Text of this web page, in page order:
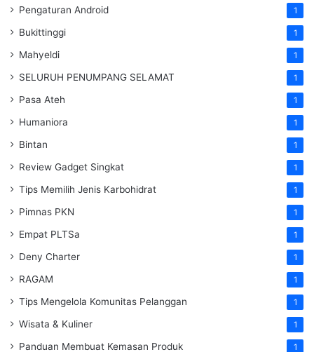
Pengaturan Android 1
Bukittinggi 1
Mahyeldi 1
SELURUH PENUMPANG SELAMAT 1
Pasa Ateh 1
Humaniora 1
Bintan 1
Review Gadget Singkat 1
Tips Memilih Jenis Karbohidrat 1
Pimnas PKN 1
Empat PLTSa 1
Deny Charter 1
RAGAM 1
Tips Mengelola Komunitas Pelanggan 1
Wisata & Kuliner 1
Panduan Membuat Kemasan Produk 1